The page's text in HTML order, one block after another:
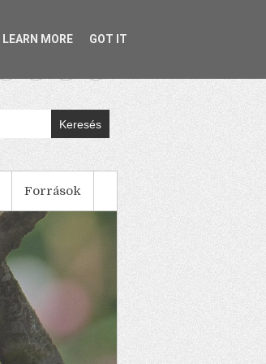
Keresés
Források
LEARN MORE GOT IT